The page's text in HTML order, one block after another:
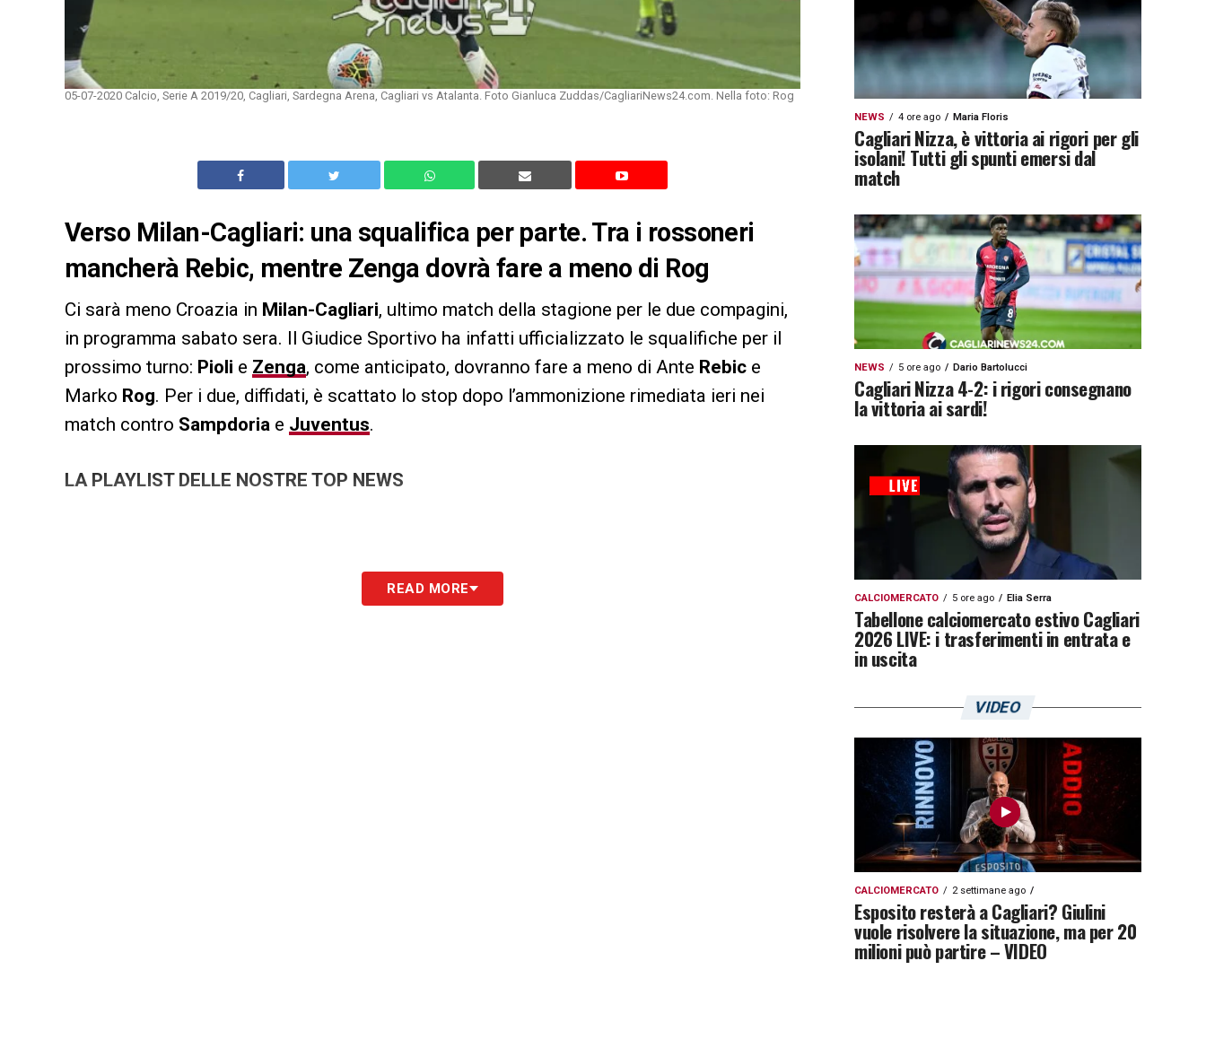
05-07-2020 Calcio, Serie A 2019/20, Cagliari, Sardegna Arena, Cagliari vs Atalanta. Foto Gianluca Zuddas/CagliariNews24.com. Nella foto: Rog
Verso Milan-Cagliari: una squalifica per parte. Tra i rossoneri
mancherà Rebic, mentre Zenga dovrà fare a meno di Rog
Ci sarà meno Croazia in Milan-Cagliari, ultimo match della stagione per le due compagini,
in programma sabato sera. Il Giudice Sportivo ha infatti ufficializzato le squalifiche per il
prossimo turno: Pioli e Zenga, come anticipato, dovranno fare a meno di Ante Rebic e
Marko Rog. Per i due, diffidati, è scattato lo stop dopo l’ammonizione rimediata ieri nei
match contro Sampdoria e Juventus.
LA PLAYLIST DELLE NOSTRE TOP NEWS
READ MORE
NEWS 4 ore ago Maria Floris
Cagliari Nizza, è vittoria ai rigori per gli
isolani! Tutti gli spunti emersi dal
match
NEWS 5 ore ago Dario Bartolucci
Cagliari Nizza 4-2: i rigori consegnano
la vittoria ai sardi!
CALCIOMERCATO 5 ore ago Elia Serra
Tabellone calciomercato estivo Cagliari
2026 LIVE: i trasferimenti in entrata e
in uscita
VIDEO
CALCIOMERCATO 2 settimane ago
Esposito resterà a Cagliari? Giulini
vuole risolvere la situazione, ma per 20
milioni può partire – VIDEO